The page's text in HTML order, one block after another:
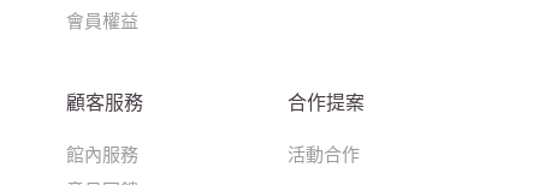
會員權益
顧客服務
館內服務
合作提案
活動合作